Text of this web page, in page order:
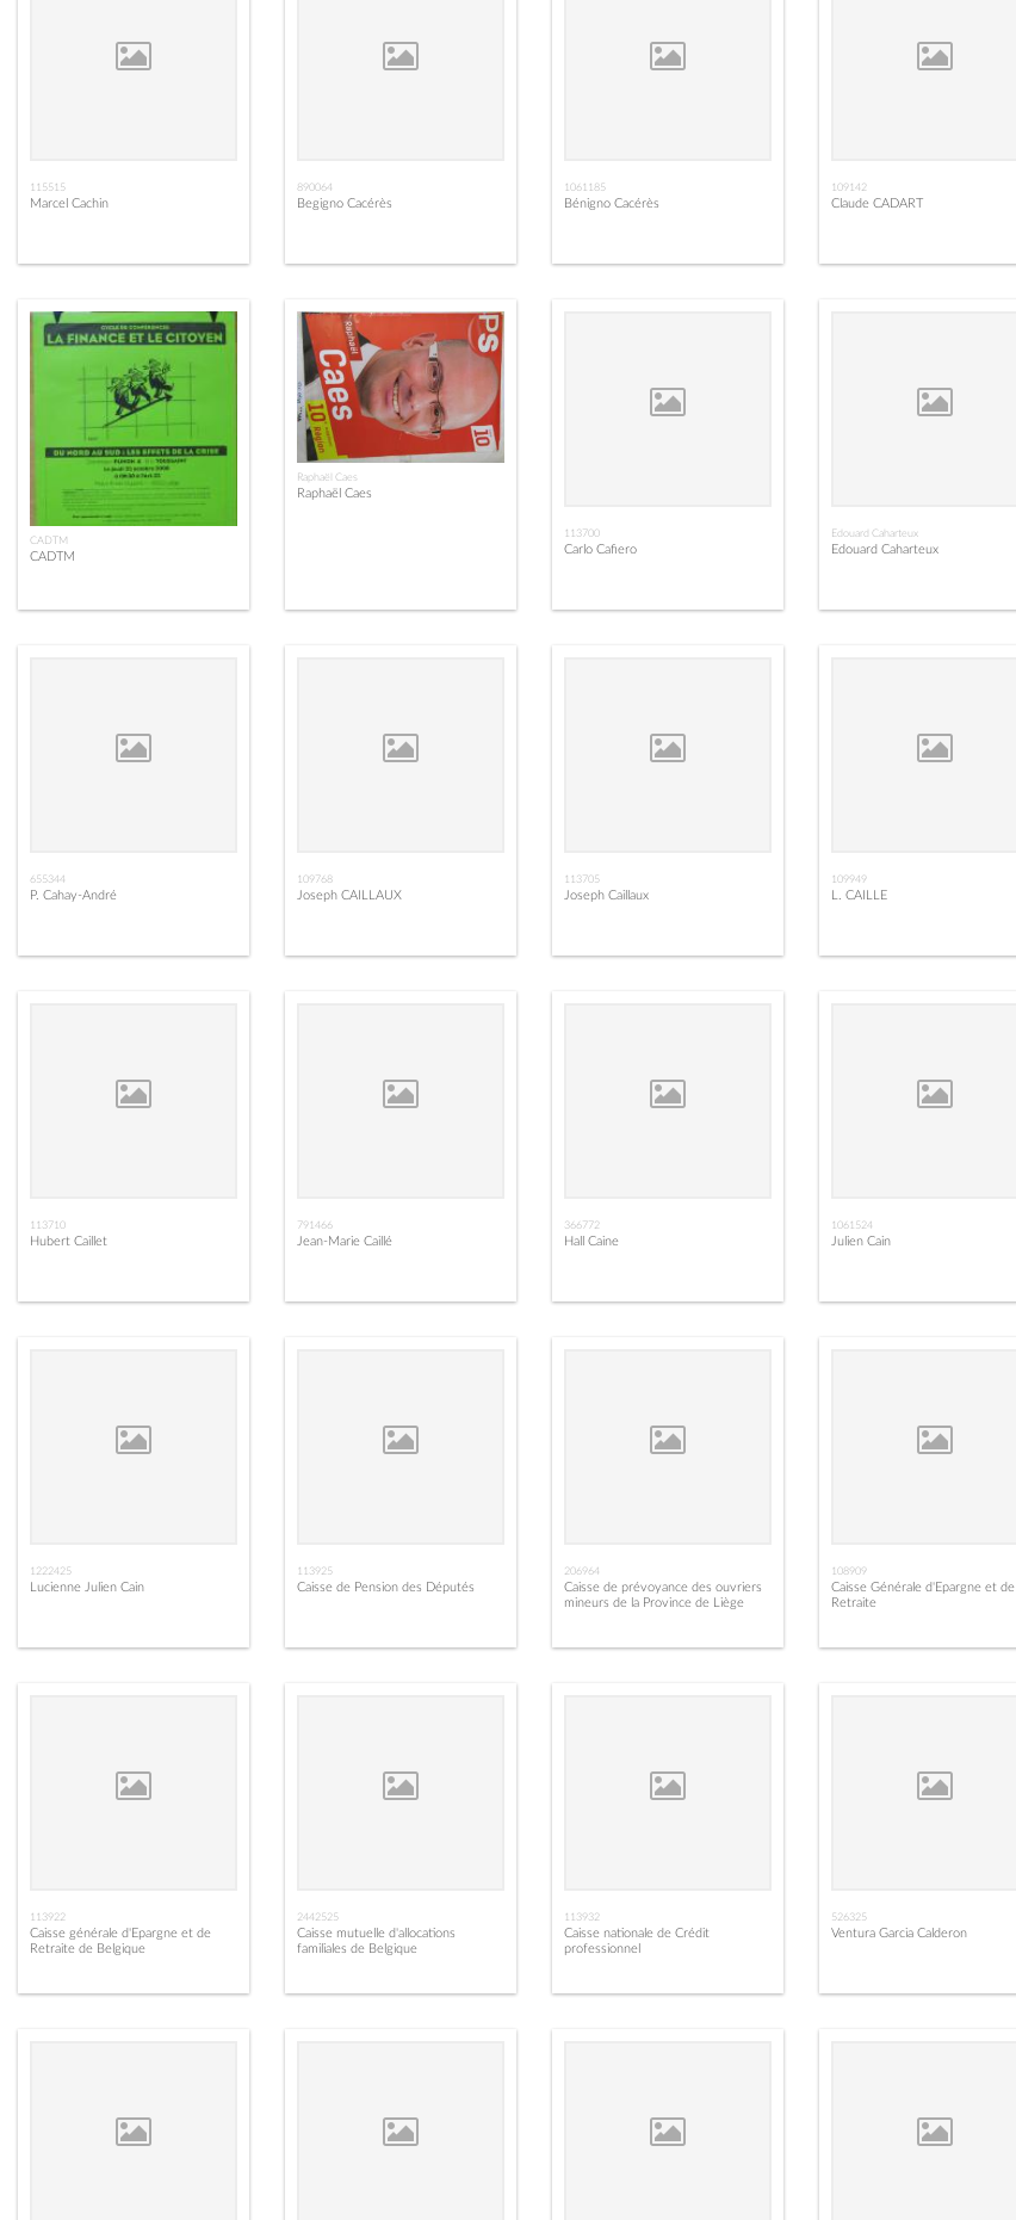
115515
Marcel Cachin
890064
Begigno Cacérès
1061185
Bénigno Cacérès
109142
Claude CADART
CADTM
CADTM
Raphaël Caes
Raphaël Caes
113700
Carlo Cafiero
Edouard Caharteux
Edouard Caharteux
655344
P. Cahay-André
109768
Joseph CAILLAUX
113705
Joseph Caillaux
109949
L. CAILLE
113710
Hubert Caillet
791466
Jean-Marie Caillé
366772
Hall Caine
1061524
Julien Cain
1222425
Lucienne Julien Cain
113925
Caisse de Pension des Députés
206964
Caisse de prévoyance des ouvriers
mineurs de la Province de Liège
108909
Caisse Générale d'Epargne et de
Retraite
113922
Caisse générale d'Epargne et de
Retraite de Belgique
2442525
Caisse mutuelle d'allocations
familiales de Belgique
113932
Caisse nationale de Crédit
professionnel
526325
Ventura Garcia Calderon